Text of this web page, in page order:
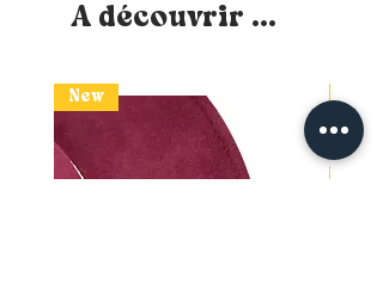
A découvrir ...
New